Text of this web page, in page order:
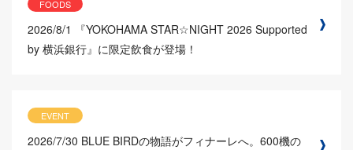
FOODS
2026/8/1
『YOKOHAMA STAR☆NIGHT 2026 Supported
by 横浜銀行』に限定飲食が登場！
EVENT
2026/7/30 BLUE BIRDの物語がフィナーレへ。600機の